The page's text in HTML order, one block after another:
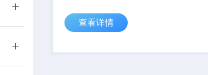
购。货期稳定，价格优势。
查看详情